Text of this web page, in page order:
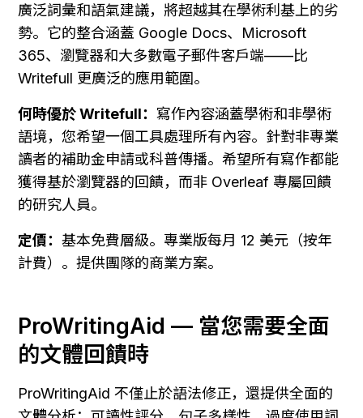
廣泛詞彙和語氣建議，將超越其在學術利基上的劣
勢。它的整合涵蓋 Google Docs、Microsoft
365、瀏覽器和大多數電子郵件客戶端——比
Writefull 更廣泛的應用範圍。
何時優於 Writefull： 寫作內容涵蓋學術和非學術
語境，您希望一個工具處理所有內容。針對非專業
讀者的補助金申請或科普傳播。希望所有寫作都能
獲得基於瀏覽器的回饋，而非 Overleaf 專屬回饋
的研究人員。
定價： 基本免費層級。專業版每月 12 美元（按年
計費）。提供團隊的商業方案。
ProWritingAid — 當您需要全面
的文體回饋時
ProWritingAid 不僅止於語法修正，還提供全面的